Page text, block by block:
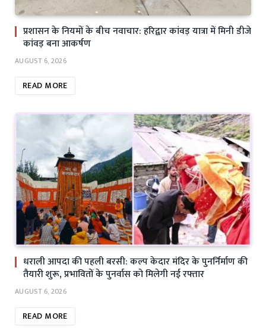
प्रशासन के नियमों के बीच नवाचार: हरिद्वार कांवड़ यात्रा में मिनी डीजे
कांवड़ बना आकर्षण
AUGUST 6, 2026
READ MORE
धराली आपदा की पहली बरसी: कल्प केदार मंदिर के पुनर्निर्माण की
तैयारी शुरू, प्रभावितों के पुनर्वास को मिलेगी नई रफ्तार
AUGUST 6, 2026
READ MORE